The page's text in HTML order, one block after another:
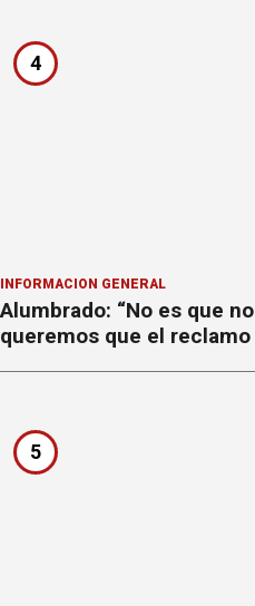
4
INFORMACION GENERAL
Alumbrado: “No es que
queremos que el reclamo
5